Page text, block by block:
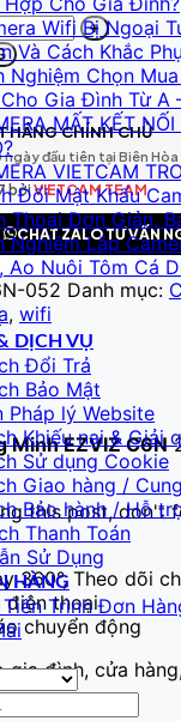
Wifi Bị Ngoại
Và Cách Khắc
Nghiệm Chọn
Gia Đình Từ A
MẤT KẾT
VIETCAM
Đổi Mật Khẩu
Thoại Đơn Giản,
Nghiệm Lắp
Ao Nuôi Tôm Cá
DỊCH VỤ
Đổi Trả
Bảo Mật
Pháp lý Website
Khiếu nại & Giải
Sử dụng Cookie
Giao hàng /
Bảo hành / Hỗ
Thanh Toán
Sử Dụng
HÀNG
Trình Đơn
CHÍNH CHỦ
ngày đầu tiên tại Biên
bởiVIETCAM TEAM
CHAT ZALO TƯ VẤN
052 Danh mục:
, wifi
Minh EZVIZ C6N
this post, don't
360°, Theo dõi
điện thoại
chuyển động
gia đình, cửa